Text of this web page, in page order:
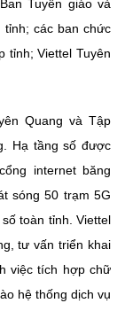
(MST)
Tuyên giáo và
tỉnh; các ban chức
tỉnh; Viettel Tuyên
Quang và Tập
Hạ tầng số được
internet băng
sóng 50 trạm 5G
toàn tỉnh. Viettel
tư vấn triển khai
việc tích hợp chữ
hệ thống dịch vụ